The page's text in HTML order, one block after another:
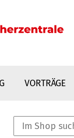
VORTRÄGE